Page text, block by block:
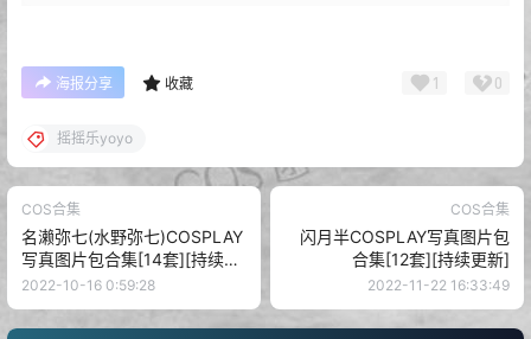
海报分享 收藏 1 0
摇摇乐yoyo
COS合集
名濑弥七(水野弥七)COSPLAY
写真图片包合集[14套][持续更
新]
2022-10-16 0:59:28
COS合集
闪月半COSPLAY写真图片包
合集[12套][持续更新]
2022-11-22 16:33:49